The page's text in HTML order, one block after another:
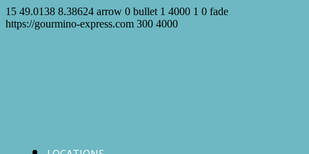
15 49.0138 8.38624 arrow 0 bullet 1 4000 1 0 fade
https://gourmino-express.com 300 4000